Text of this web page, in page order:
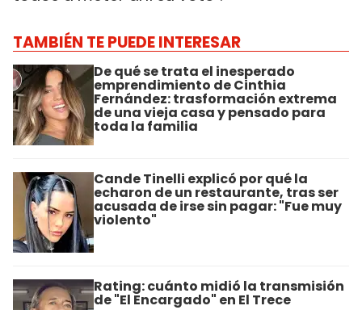
TAMBIÉN TE PUEDE INTERESAR
De qué se trata el inesperado
emprendimiento de Cinthia
Fernández: trasformación extrema
de una vieja casa y pensado para
toda la familia
Cande Tinelli explicó por qué la
echaron de un restaurante, tras ser
acusada de irse sin pagar: "Fue muy
violento"
Rating: cuánto midió la transmisión
de "El Encargado" en El Trece